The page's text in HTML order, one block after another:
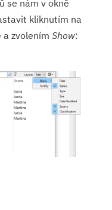
se nám v okně
kliknutím na
a zvolenímShow: